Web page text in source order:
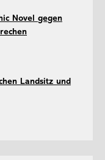
Novel gegen
Landsitz und